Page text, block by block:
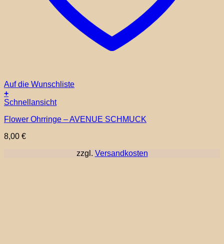
Auf die Wunschliste
+
Schnellansicht
Flower Ohrringe – AVENUE SCHMUCK
8,00 €
zzgl. Versandkosten